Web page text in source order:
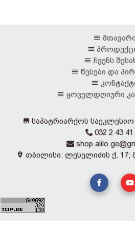
მთავარი
ჩვენს
წესები და
ყოველდღიური
საპატრიარქოს
032 2 43 41
თბილისი: ლესელიძის ქ. 17;